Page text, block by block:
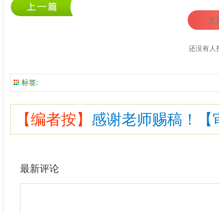
支
还没有人
标签:
【编者按】 感谢老师赐稿！【
最新评论